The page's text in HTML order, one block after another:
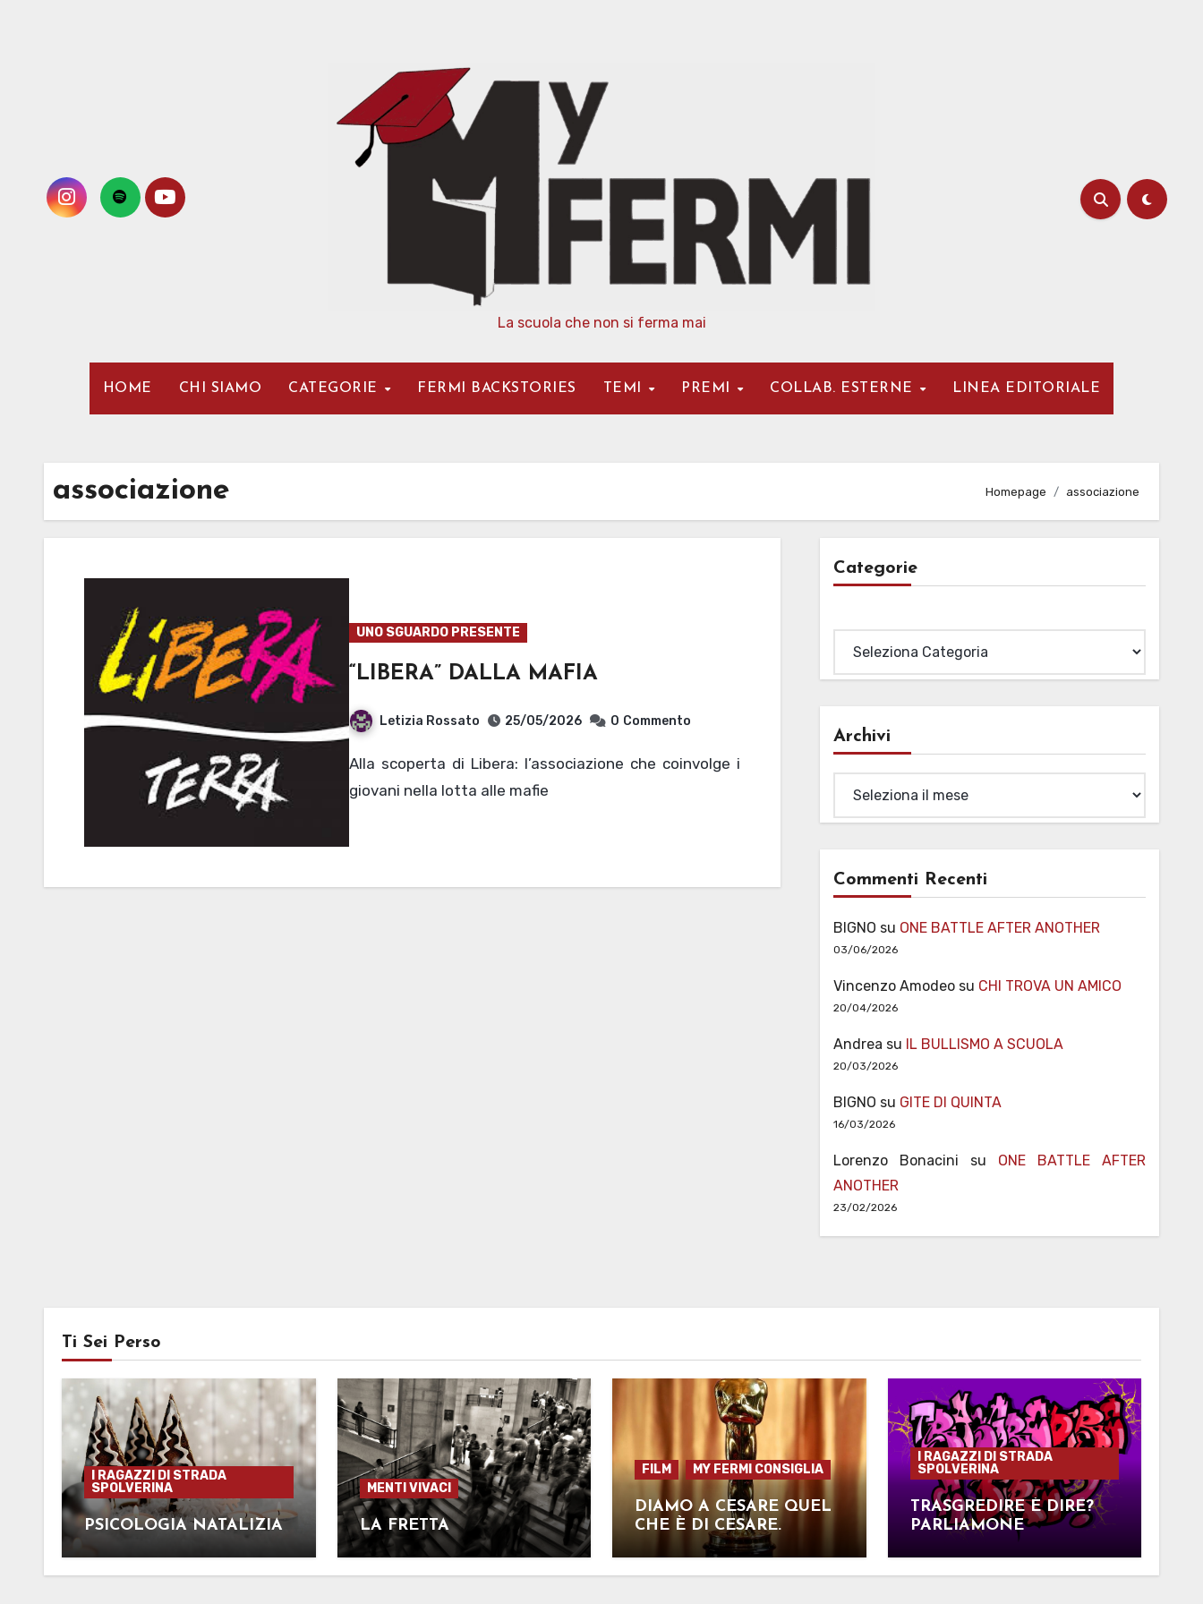
La scuola che non si ferma mai
HOME CHI SIAMO CATEGORIE FERMI BACKSTORIES TEMI PREMI COLLAB. ESTERNE LINEA EDITORIALE
associazione Homepage associazione
UNO SGUARDO PRESENTE
“LIBERA” DALLA MAFIA
Letizia Rossato 25/05/2026 0 Commento
Alla scoperta di Libera: l’associazione che coinvolge i
giovani nella lotta alle mafie
Categorie
Archivi
Commenti Recenti
BIGNO su ONE BATTLE AFTER ANOTHER
03/06/2026
Vincenzo Amodeosu CHI TROVA UN AMICO
20/04/2026
Andrea su IL BULLISMO A SCUOLA
20/03/2026
BIGNO su GITE DI QUINTA
16/03/2026
Lorenzo Bonacini su ONE BATTLE AFTER
ANOTHER
23/02/2026
Ti Sei Perso
I RAGAZZI DI STRADA
SPOLVERINA
PSICOLOGIA NATALIZIA
MENTI VIVACI
LA FRETTA
FILM MY FERMI CONSIGLIA
DIAMO A CESARE QUEL
CHE È DI CESARE.
I RAGAZZI DI STRADA
SPOLVERINA
TRASGREDIRE È DIRE?
PARLIAMONE